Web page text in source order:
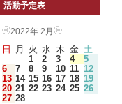
活動予定表
2022年 2月
日 月 火 水 木 金 土
1
2 3 4
5
6
7 8 9 10 11 12
13 14 15 16 17 18 19
20 21 22 23 24 25 26
27 28